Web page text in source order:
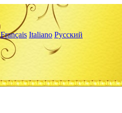
Français Italiano Русский